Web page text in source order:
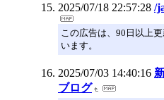
2025/07/18 22:57:28 /
この広告は、90日以上
います。
2025/07/03 14:40:16
ブログ